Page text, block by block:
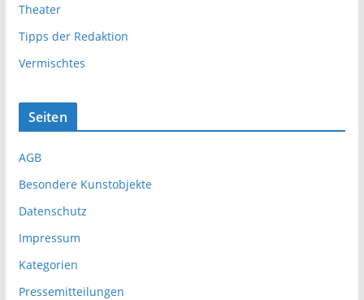
Theater
Tipps der Redaktion
Vermischtes
Seiten
AGB
Besondere Kunstobjekte
Datenschutz
Impressum
Kategorien
Pressemitteilungen